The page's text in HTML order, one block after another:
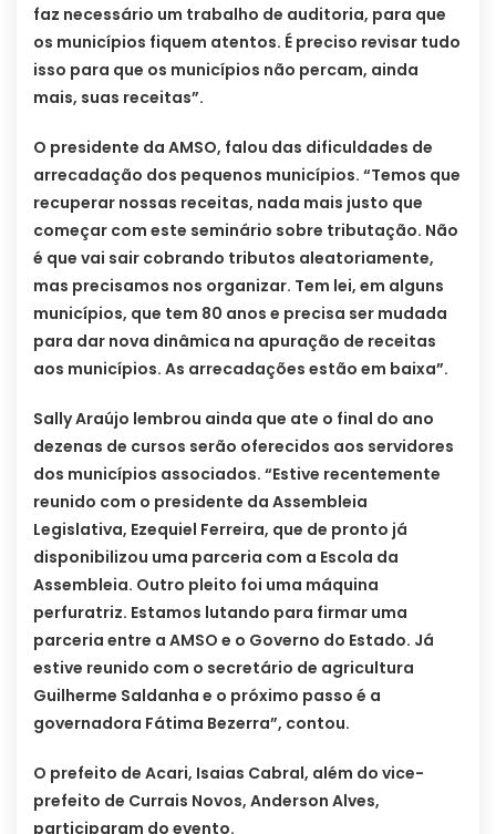
faz necessário um trabalho de auditoria, para que
os municípios fiquem atentos. É preciso revisar tudo
isso para que os municípios não percam, ainda
mais, suas receitas”.
O presidente da AMSO, falou das dificuldades de
arrecadação dos pequenos municípios. “Temos que
recuperar nossas receitas, nada mais justo que
começar com este seminário sobre tributação. Não
é que vai sair cobrando tributos aleatoriamente,
mas precisamos nos organizar. Tem lei, em alguns
municípios, que tem 80 anos e precisa ser mudada
para dar nova dinâmica na apuração de receitas
aos municípios. As arrecadações estão em baixa”.
Sally Araújo lembrou ainda que ate o final do ano
dezenas de cursos serão oferecidos aos servidores
dos municípios associados. “Estive recentemente
reunido com o presidente da Assembleia
Legislativa, Ezequiel Ferreira, que de pronto já
disponibilizou uma parceria com a Escola da
Assembleia. Outro pleito foi uma máquina
perfuratriz. Estamos lutando para firmar uma
parceria entre a AMSO e o Governo do Estado. Já
estive reunido com o secretário de agricultura
Guilherme Saldanha e o próximo passo é a
governadora Fátima Bezerra”, contou.
O prefeito de Acari, Isaias Cabral, além do vice-
prefeito de Currais Novos, Anderson Alves,
participaram do evento.